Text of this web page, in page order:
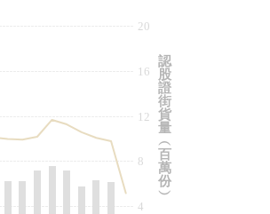
4
8
12
16
20
認
股
證
街
貨
量
︵
百
萬
份
︶